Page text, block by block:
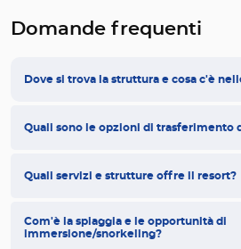
Domande frequenti
Dove si trova la struttura e cosa c'è
Quali sono le opzioni di trasferimento
Quali servizi e strutture offre il resort?
Com'è la spiaggia e le opportunità di
immersione/snorkeling?